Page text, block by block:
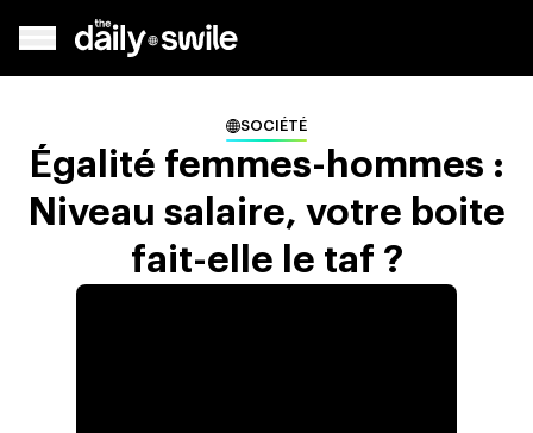
SOCIÉTÉ
Égalité femmes-hommes :
Niveau salaire, votre boite
fait-elle le taf ?